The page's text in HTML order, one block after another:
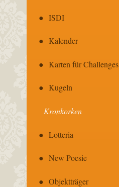
ISDI
Kalender
Karten für Challenges
Kugeln
Kronkorken
Lotteria
New Poesie
Objektträger